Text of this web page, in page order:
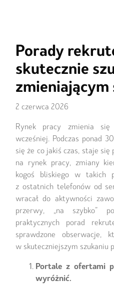
Porady
skutecznie
zmieniającym
2 czerwca 2026
Rynek pracy zmienia
wcześniej. Podczas ponad
się że co jakiś czas, staje
na rynek pracy, zmiany
kogoś bliskiego w takich
z ostatnich telefonów od
wracał do aktywności
przerwy, „na szybko”
praktycznych porad
sprawdzone obserwacje,
w skuteczniejszym szukaniu
Portale z ofertami
wyróżnić.